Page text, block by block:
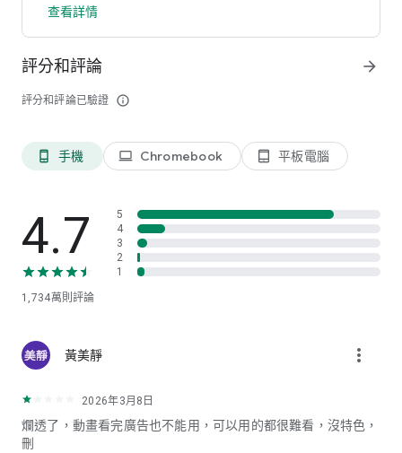
• 取得超高畫質桌布與 4K 桌布
• 從數十種桌布系列中進行選擇，不論是班克西與城市藝術作
• 使用酷炫的濾鏡與貼圖來自訂作品
輪換
動態桌布
• 選擇動態桌布，讓主畫面背景擁有視訊效果
• 查看完整豐富的高品質動態桌布目錄，各種喜好及年齡層的需
求皆能滿足
鈴聲、鬧鐘與通知音效
聲
• 設定快訊與鬧鐘音效
行列，展開屬於自己的藝術旅程！
額外功能
查看詳情
評分和評論
評分和評論已驗證 info_outline
arrow_forward
phone_android 手機 laptop Chromebook tablet_android 平板電腦
4.7
1,734萬則評論
5
4
3
2
1
黃美靜 more_vert
2026年3月8日
爛透了，動畫看完廣告也不能用，可以用的都很難看，沒特色，
刪